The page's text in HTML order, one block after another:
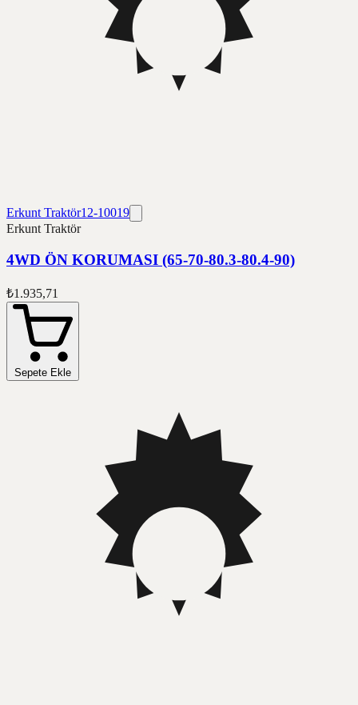
Erkunt Traktör12-10019
Erkunt Traktör
4WD ÖN KORUMASI (65-70-80.3-80.4-90)
₺1.935,71
Sepete Ekle